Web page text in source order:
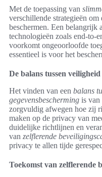
Met de toepassing van
verschillende strategieën
beschermen. Een belangrijk
technologieën zoals end-to-
voorkomt ongeoorloofde
essentieel is voor het
De balans tussen
Het vinden van een balans
gegevensbescherming is van
zorgvuldig afwegen hoe zij
maken op de privacy van
duidelijke richtlijnen en
van zelflerende
privacy te allen tijde
Toekomst van zelflerende